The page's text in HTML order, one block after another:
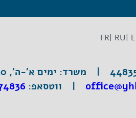
RU |
FR
משרד: ימים א'-ה', 8:30-13:30
| ווטסאפ: